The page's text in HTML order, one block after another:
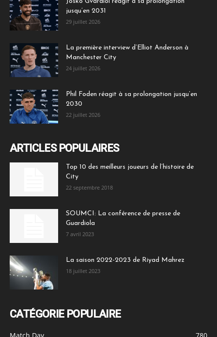
jusqu’en 2031
29 juillet 2026
La première interview d’Elliot Anderson à
Manchester City
24 juillet 2026
Phil Foden réagit à sa prolongation jusqu’en
2030
22 juillet 2026
ARTICLES POPULAIRES
Top 10 des meilleurs joueurs de l’histoire de
City
22 septembre 2018
SOUMCI: La conférence de presse de
Guardiola
7 avril 2023
La saison 2022-2023 de Riyad Mahrez
18 juillet 2023
CATÉGORIE POPULAIRE